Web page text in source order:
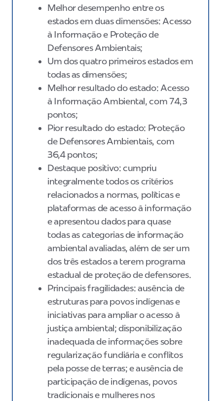
Melhor desempenho entre os
estados em duas dimensões: Acesso
à Informação e Proteção de
Defensores Ambientais;
Um dos quatro primeiros estados em
todas as dimensões;
Melhor resultado do estado: Acesso
à Informação Ambiental, com 74,3
pontos;
Pior resultado do estado: Proteção
de Defensores Ambientais, com
36,4 pontos;
Destaque positivo: cumpriu
integralmente todos os critérios
relacionados a normas, políticas e
plataformas de acesso à informação
e apresentou dados para quase
todas as categorias de informação
ambiental avaliadas, além de ser um
dos três estados a terem programa
estadual de proteção de defensores.
Principais fragilidades: ausência de
estruturas para povos indígenas e
iniciativas para ampliar o acesso à
justiça ambiental; disponibilização
inadequada de informações sobre
regularização fundiária e conflitos
pela posse de terras; e ausência de
participação de indígenas, povos
tradicionais e mulheres nos